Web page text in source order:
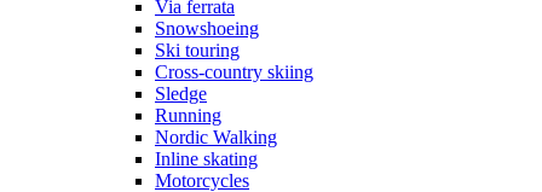
Via ferrata
Snowshoeing
Ski touring
Cross-country skiing
Sledge
Running
Nordic Walking
Inline skating
Motorcycles